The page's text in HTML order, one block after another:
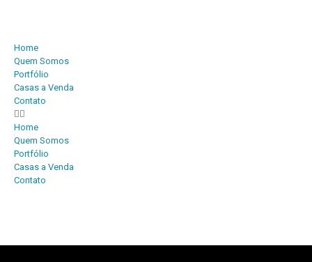
Home
Quem Somos
Portfólio
Casas a Venda
Contato
Home
Quem Somos
Portfólio
Casas a Venda
Contato